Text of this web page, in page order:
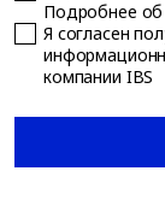
Подробнее
Я согласен
компании IBS